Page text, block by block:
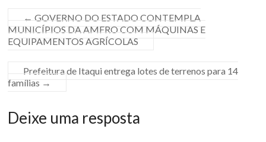
← GOVERNO DO ESTADO CONTEMPLA
MUNICÍPIOS DA AMFRO COM MÁQUINAS E
EQUIPAMENTOS AGRÍCOLAS
Prefeitura de Itaqui entrega lotes de terrenos para 14
famílias →
Deixe uma resposta